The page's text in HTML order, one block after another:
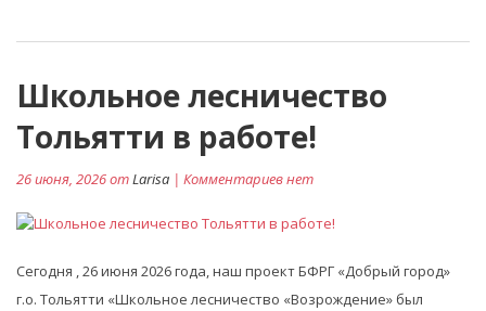
Школьное лесничество
Тольятти в работе!
26 июня, 2026 отLarisa | Комментариев нет
Сегодня , 26 июня 2026 года, наш проект БФРГ «Добрый город»
г.о. Тольятти «Школьное лесничество «Возрождение» был